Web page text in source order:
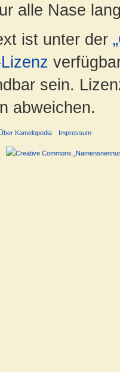
alle Nase
ist unter der
sein.
abweichen.
Kamelopedia Impressum